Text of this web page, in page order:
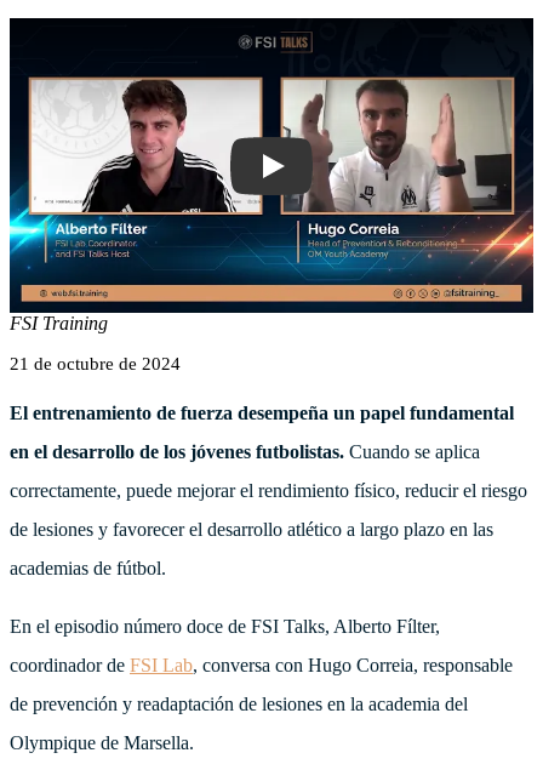
Entrenamiento de Fuerza para
FSI Training
21 de octubre de 2024
El entrenamiento de fuerza desempeña un papel fundamental
en el desarrollo de los jóvenes futbolistas. Cuando se aplica
correctamente, puede mejorar el rendimiento físico, reducir el riesgo
de lesiones y favorecer el desarrollo atlético a largo plazo en las
academias de fútbol.
En el episodio número doce de FSI Talks, Alberto Fílter,
coordinador de FSI Lab, conversa con Hugo Correia, responsable
de prevención y readaptación de lesiones en la academia del
Olympique de Marsella.